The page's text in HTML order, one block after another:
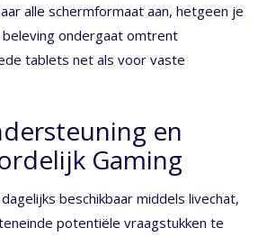
alle schermformaat aan, hetgeen je
ondergaat omtrent
tablets net als voor vaste
en
Gaming
beschikbaar middels livechat,
potentiële vraagstukken te